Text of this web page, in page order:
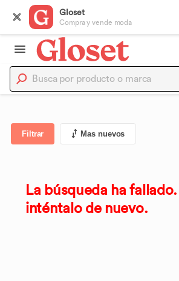
Gloset
Compra y vende moda
Filtrar Mas nuevos
La búsqueda ha
inténtalo de nuevo.